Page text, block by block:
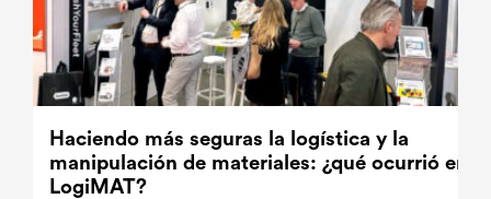
Haciendo más seguras la logística y la
manipulación de materiales: ¿qué ocurrió en
LogiMAT?